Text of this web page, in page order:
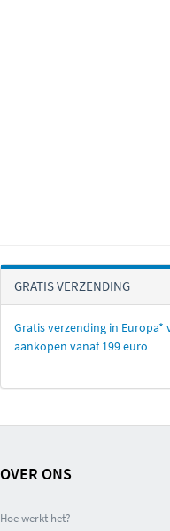
GRATIS VERZENDING
Gratis verzending in Europa*
aankopen vanaf 199 euro
OVER ONS
Hoe werkt het?